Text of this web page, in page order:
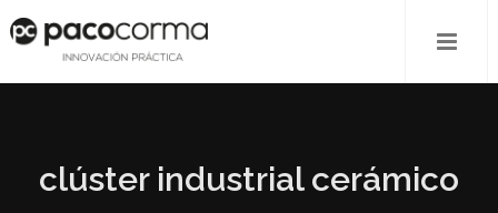
clúster industrial cerámico